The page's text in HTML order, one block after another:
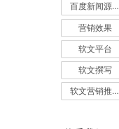
百度新闻源发布
营销效果
软文平台
软文撰写
软文营销推广